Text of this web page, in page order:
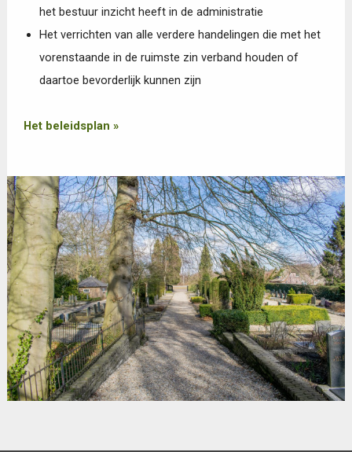
het bestuur inzicht heeft in de administratie
Het verrichten van alle verdere handelingen die met het
vorenstaande in de ruimste zin verband houden of
daartoe bevorderlijk kunnen zijn
Het beleidsplan »